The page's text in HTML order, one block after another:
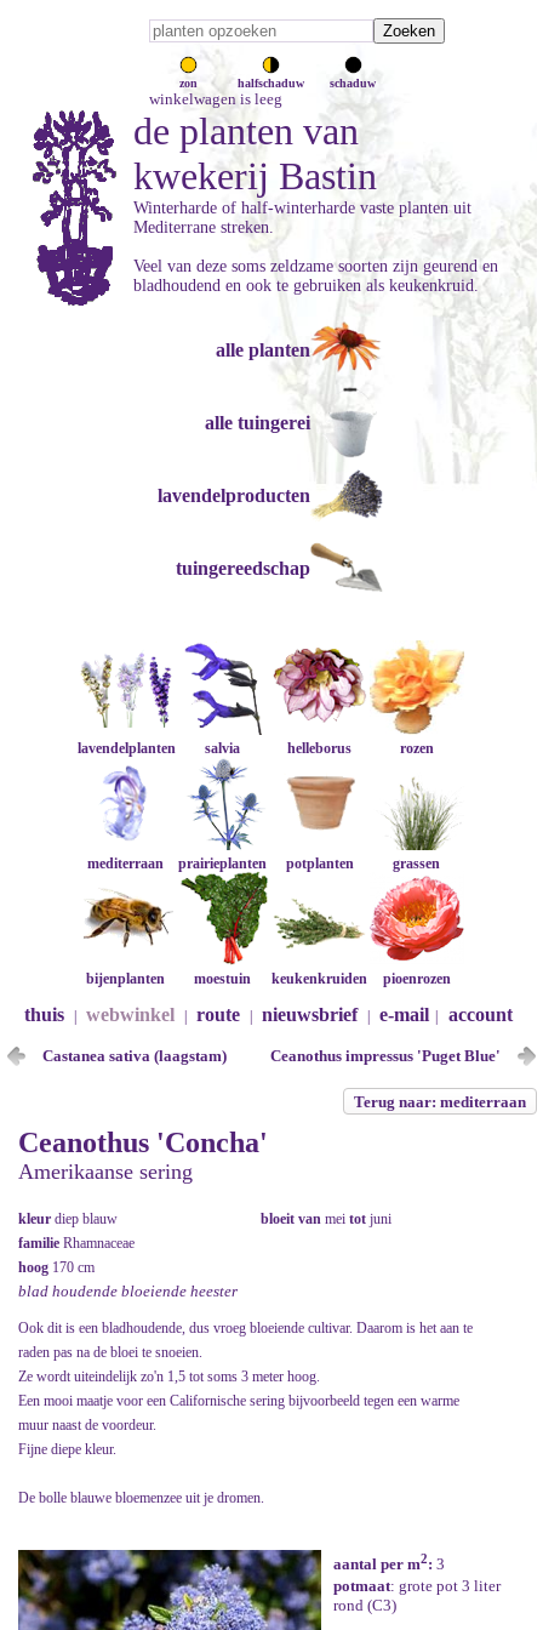
zon halfschaduw schaduw
winkelwagen is leeg
de planten van
kwekerij Bastin
Winterharde of half-winterharde vaste planten uit
Mediterrane streken.
Veel van deze soms zeldzame soorten zijn geurend en
bladhoudend en ook te gebruiken als keukenkruid.
alle planten
alle tuingerei
lavendelproducten
tuingereedschap
lavendelplanten salvia helleborus rozen
mediterraan prairieplanten potplanten grassen
bijenplanten moestuin keukenkruiden pioenrozen
thuis webwinkel route nieuwsbrief e-mail account
Castanea sativa (laagstam) Ceanothus impressus 'Puget Blue'
Terug naar: mediterraan
Ceanothus 'Concha'
Amerikaanse sering
kleur diep blauw bloeit van mei tot juni
familie Rhamnaceae
hoog 170 cm
blad houdende bloeiende heester
Ook dit is een bladhoudende, dus vroeg bloeiende cultivar. Daarom is het aan te
raden pas na de bloei te snoeien.
Ze wordt uiteindelijk zo'n 1,5 tot soms 3 meter hoog.
Een mooi maatje voor een Californische sering bijvoorbeeld tegen een warme
muur naast de voordeur.
Fijne diepe kleur.
De bolle blauwe bloemenzee uit je dromen.
aantal per m2: 3
potmaat: grote pot 3 liter
rond (C3)